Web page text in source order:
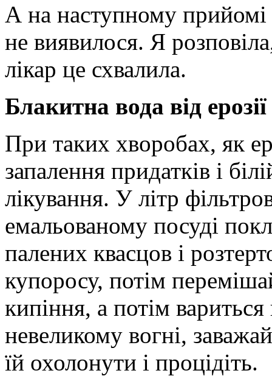
А на наступному прийомі
не виявилося. Я
лікар це схвалила.
Блакитна вода від
При таких хворобах, як
запалення придатків і
лікування. У літр
емальованому посуді
палених квасцов і
купоросу, потім
кипіння, а потім
невеликому вогні,
їй охолонути і процідіть.